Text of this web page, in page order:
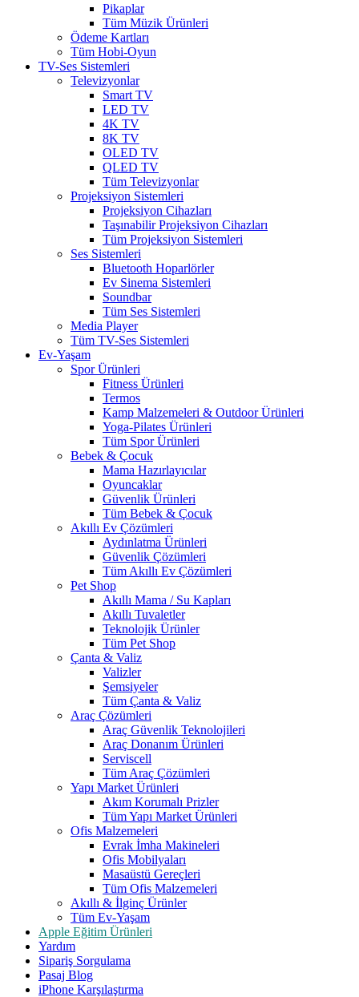
Pikaplar
Tüm Müzik Ürünleri
Ödeme Kartları
Tüm Hobi-Oyun
TV-Ses Sistemleri
Televizyonlar
Smart TV
LED TV
4K TV
8K TV
OLED TV
QLED TV
Tüm Televizyonlar
Projeksiyon Sistemleri
Projeksiyon Cihazları
Taşınabilir Projeksiyon Cihazları
Tüm Projeksiyon Sistemleri
Ses Sistemleri
Bluetooth Hoparlörler
Ev Sinema Sistemleri
Soundbar
Tüm Ses Sistemleri
Media Player
Tüm TV-Ses Sistemleri
Ev-Yaşam
Spor Ürünleri
Fitness Ürünleri
Termos
Kamp Malzemeleri & Outdoor Ürünleri
Yoga-Pilates Ürünleri
Tüm Spor Ürünleri
Bebek & Çocuk
Mama Hazırlayıcılar
Oyuncaklar
Güvenlik Ürünleri
Tüm Bebek & Çocuk
Akıllı Ev Çözümleri
Aydınlatma Ürünleri
Güvenlik Çözümleri
Tüm Akıllı Ev Çözümleri
Pet Shop
Akıllı Mama / Su Kapları
Akıllı Tuvaletler
Teknolojik Ürünler
Tüm Pet Shop
Çanta & Valiz
Valizler
Şemsiyeler
Tüm Çanta & Valiz
Araç Çözümleri
Araç Güvenlik Teknolojileri
Araç Donanım Ürünleri
Serviscell
Tüm Araç Çözümleri
Yapı Market Ürünleri
Akım Korumalı Prizler
Tüm Yapı Market Ürünleri
Ofis Malzemeleri
Evrak İmha Makineleri
Ofis Mobilyaları
Masaüstü Gereçleri
Tüm Ofis Malzemeleri
Akıllı & İlginç Ürünler
Tüm Ev-Yaşam
Apple Eğitim Ürünleri
Yardım
Sipariş Sorgulama
Pasaj Blog
iPhone Karşılaştırma